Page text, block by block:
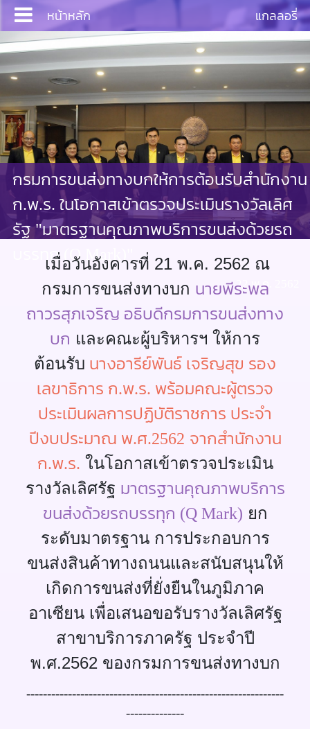
Login
หน้าหลัก
บริการ
ประชาสัมพันธ์
งานสัมมนา
เอกสาร
ติดต่อสอบถาม
หน้าหลัก แกลลอรี่
กรมการขนส่งทางบกให้การต้อนรับสำนักงาน
ก.พ.ร. ในโอกาสเข้าตรวจประเมินรางวัลเลิศ
รัฐ "มาตรฐานคุณภาพบริการขนส่งด้วยรถ
บรรทุก (Q Mark)"
22 พ.ค. 2562
เมื่อวันอังคารที่ 21 พ.ค. 2562 ณ
กรมการขนส่งทางบก นายพีระพล
ถาวรสุภเจริญ อธิบดีกรมการขนส่งทาง
บก และคณะผู้บริหารฯ ให้การ
ต้อนรับ นางอารีย์พันธ์ เจริญสุข รอง
เลขาธิการ ก.พ.ร. พร้อมคณะผู้ตรวจ
ประเมินผลการปฏิบัติราชการ ประจำ
ปีงบประมาณ พ.ศ.2562 จากสำนักงาน
ก.พ.ร. ในโอกาสเข้าตรวจประเมิน
รางวัลเลิศรัฐ มาตรฐานคุณภาพบริการ
ขนส่งด้วยรถบรรทุก (Q Mark) ยก
ระดับมาตรฐาน การประกอบการ
ขนส่งสินค้าทางถนนและสนับสนุนให้
เกิดการขนส่งที่ยั่งยืนในภูมิภาค
อาเซียน เพื่อเสนอขอรับรางวัลเลิศรัฐ
สาขาบริการภาครัฐ ประจำปี
พ.ศ.2562 ของกรมการขนส่งทางบก
--------------------------------------------------------------
--------------